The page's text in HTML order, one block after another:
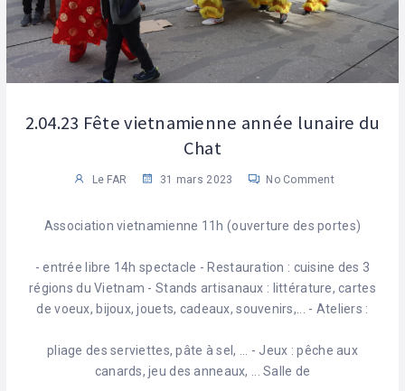
2.04.23 Fête vietnamienne année lunaire du
Chat
Le FAR 31 mars 2023 No Comment
Association vietnamienne 11h (ouverture des portes)
- entrée libre 14h spectacle - Restauration : cuisine des 3
régions du Vietnam - Stands artisanaux : littérature, cartes
de voeux, bijoux, jouets, cadeaux, souvenirs,... - Ateliers :
pliage des serviettes, pâte à sel, ... - Jeux : pêche aux
canards, jeu des anneaux, ... Salle de